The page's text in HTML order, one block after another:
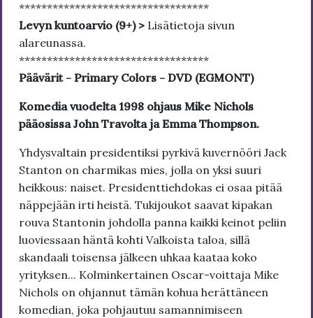
**********************************
Levyn kuntoarvio (9+) > Lisätietoja sivun
alareunassa.
**********************************
Päävärit - Primary Colors - DVD (EGMONT)
Komedia vuodelta 1998 ohjaus Mike Nichols
pääosissa John Travolta ja Emma Thompson.
Yhdysvaltain presidentiksi pyrkivä kuvernööri Jack
Stanton on charmikas mies, jolla on yksi suuri
heikkous: naiset. Presidenttiehdokas ei osaa pitää
näppejään irti heistä. Tukijoukot saavat kipakan
rouva Stantonin johdolla panna kaikki keinot peliin
luoviessaan häntä kohti Valkoista taloa, sillä
skandaali toisensa jälkeen uhkaa kaataa koko
yrityksen... Kolminkertainen Oscar-voittaja Mike
Nichols on ohjannut tämän kohua herättäneen
komedian, joka pohjautuu samannimiseen